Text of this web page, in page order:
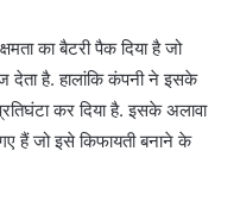
का बैटरी पैक दिया है जो
देता है. हालांकि कंपनी ने इसके
कर दिया है. इसके अलावा
हैं जो इसे किफायती बनाने के